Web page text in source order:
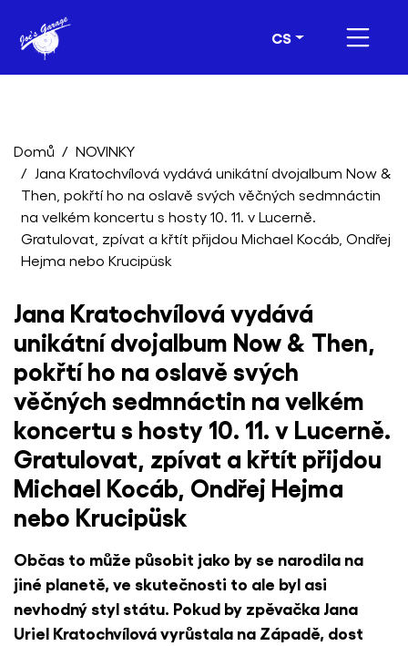
CS
Domů
NOVINKY
Jana Kratochvílová vydává unikátní dvojalbum Now &
Then, pokřtí ho na oslavě svých věčných sedmnáctin
na velkém koncertu s hosty 10. 11. v Lucerně.
Gratulovat, zpívat a křtít přijdou Michael Kocáb, Ondřej
Hejma nebo Krucipüsk
Jana Kratochvílová vydává
unikátní dvojalbum Now & Then,
pokřtí ho na oslavě svých
věčných sedmnáctin na velkém
koncertu s hosty 10. 11. v Lucerně.
Gratulovat, zpívat a křtít přijdou
Michael Kocáb, Ondřej Hejma
nebo Krucipüsk
Občas to může působit jako by se narodila na
jiné planetě, ve skutečnosti to ale byl asi
nevhodný styl státu. Pokud by zpěvačka Jana
Uriel Kratochvílová vyrůstala na Západě, dost